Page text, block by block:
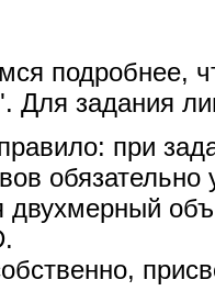
подробнее,
Для задания
при
двухмерный